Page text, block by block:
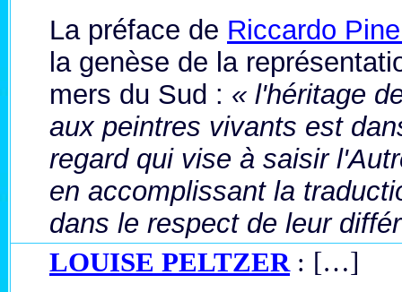
La préface de Riccardo
la genèse de la
mers du Sud : « l'héritage
aux peintres vivants est
regard qui vise à saisir
en accomplissant la
dans le respect de leur
LOUISE PELTZER: […]